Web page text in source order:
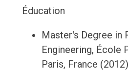
Éducation
Master's Degree in
Engineering, École
Paris, France (2012)